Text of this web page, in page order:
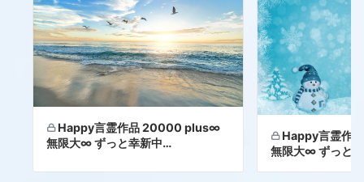
Happy言霊作品 20000 plus∞
無限大∞ ずっと幸新中…
Happy言霊作
無限大∞ ずっと